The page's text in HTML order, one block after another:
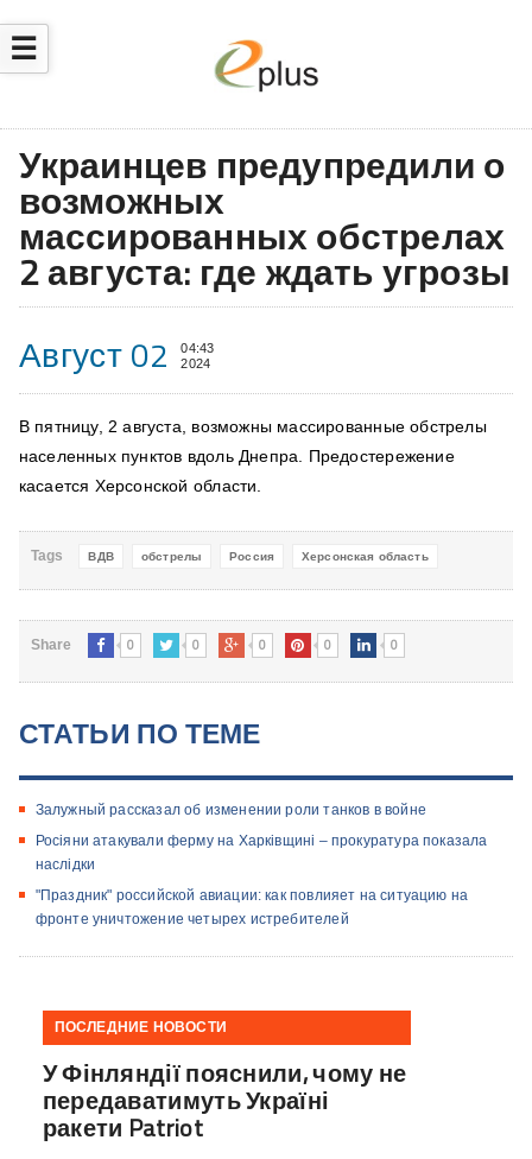
☰
Украинцев предупредили о
возможных
массированных обстрелах
2 августа: где ждать угрозы
Август 02
04:43
2024
В пятницу, 2 августа, возможны массированные обстрелы
населенных пунктов вдоль Днепра. Предостережение
касается Херсонской области.
Tags ВДВ обстрелы Россия Херсонская область
Share 0 0 0 0 0
СТАТЬИ ПО ТЕМЕ
Залужный рассказал об изменении роли танков в войне
Росіяни атакували ферму на Харківщині – прокуратура показала
наслідки
"Праздник" российской авиации: как повлияет на ситуацию на
фронте уничтожение четырех истребителей
ПОСЛЕДНИЕ НОВОСТИ
У Фінляндії пояснили, чому не
передаватимуть Україні
ракети Patriot